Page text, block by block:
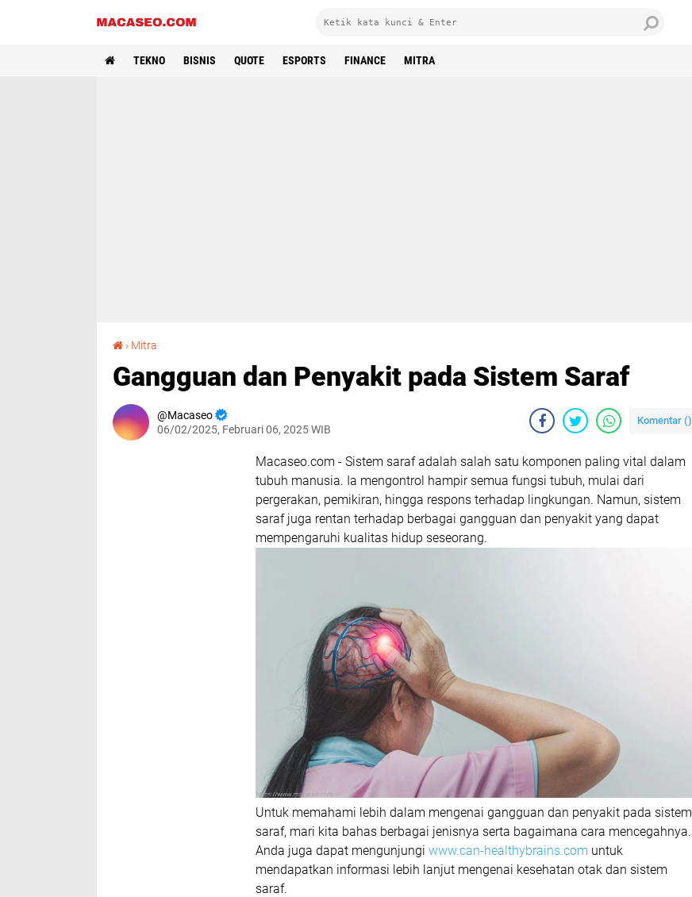
TEKNO BISNIS QUOTE ESPORTS FINANCE MITRA
› Mitra
Gangguan dan Penyakit pada Sistem Saraf
Macaseo
06/02/2025, Februari 06, 2025 WIB
Komentar ()
Macaseo.com - Sistem saraf adalah salah satu komponen paling vital dalam
tubuh manusia. Ia mengontrol hampir semua fungsi tubuh, mulai dari
pergerakan, pemikiran, hingga respons terhadap lingkungan. Namun, sistem
saraf juga rentan terhadap berbagai gangguan dan penyakit yang dapat
mempengaruhi kualitas hidup seseorang.
Untuk memahami lebih dalam mengenai gangguan dan penyakit pada sistem
saraf, mari kita bahas berbagai jenisnya serta bagaimana cara mencegahnya.
Anda juga dapat mengunjungi www.can-healthybrains.com untuk
mendapatkan informasi lebih lanjut mengenai kesehatan otak dan sistem
saraf.